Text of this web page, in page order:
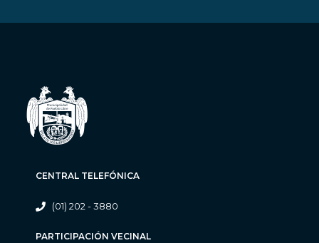
CENTRAL TELEFÓNICA
(01) 202 - 3880
PARTICIPACIÓN VECINAL